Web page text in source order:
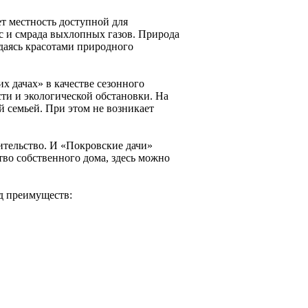
местность доступной для
и смрада выхлопных газов. Природа
красотами природного
в качестве сезонного
и экологической обстановки. На
семьей. При этом не возникает
И «Покровские дачи»
собственного дома, здесь можно
преимуществ: